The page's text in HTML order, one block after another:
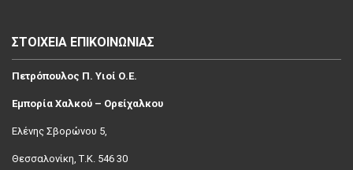
ΣΤΟΙΧΕΙΑ ΕΠΙΚΟΙΝΩΝΙΑΣ
Πετρόπουλος Π. Υιοί Ο.Ε.
Εμπορία Χαλκού – Ορείχαλκου
Ελένης Σβoρώνου 5,
Θεσσαλονίκη, Τ.Κ. 546 30